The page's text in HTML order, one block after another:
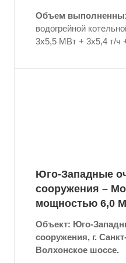
Объем
водогрейной
3x5,5 МВт + 3x5,4 т/ч
Юго-Западные
сооружения –
мощностью 6,0
Объект: Юго-
сооружения, г.
Волхонское шоссе.